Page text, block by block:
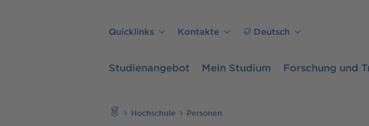
Studienangebot Mein Studium Forschung und
Quicklinks Kontakte Deutsch
Hochschule Personen